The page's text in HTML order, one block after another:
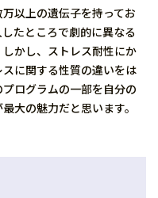
以上の遺伝子を持ってお
たところで劇的に異なる
かし、ストレス耐性にか
に関する性質の違いをは
ログラムの一部を自分の
大の魅力だと思います。